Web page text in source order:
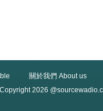
關於我們 About us
Copyright 2026